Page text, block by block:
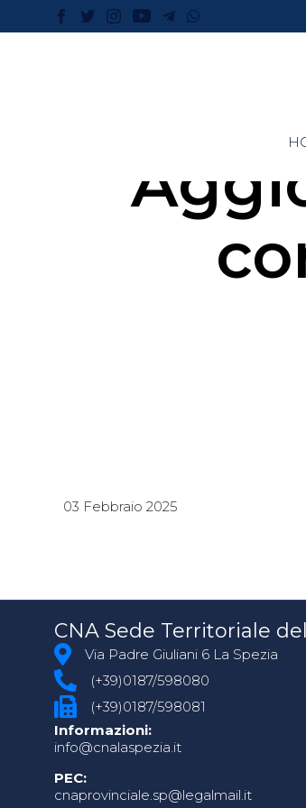
03 Febbraio 2025
CNA Sede Territoriale
Via Padre Giuliani 6 La Spezia
(+39)0187/598080
(+39)0187/598081
Informazioni:
info@cnalaspezia.it
PEC:
cnaprovinciale.sp@legalmail.it